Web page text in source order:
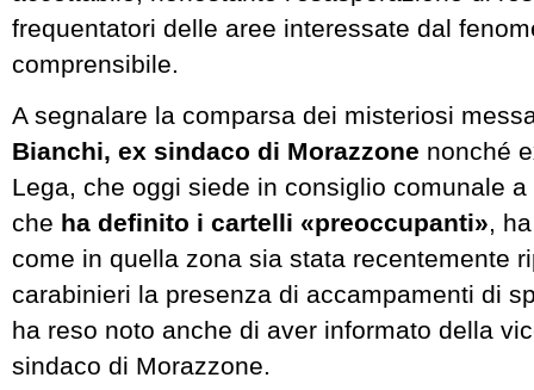
frequentatori delle aree interessate dal
comprensibile.
A segnalare la comparsa dei misteriosi
Bianchi, ex sindaco di Morazzone nonché
Lega, che oggi siede in consiglio comunale a
che ha definito i cartelli «preoccupanti»,
come in quella zona sia stata recentemente
carabinieri la presenza di accampamenti di
ha reso noto anche di aver informato della
sindaco di Morazzone.